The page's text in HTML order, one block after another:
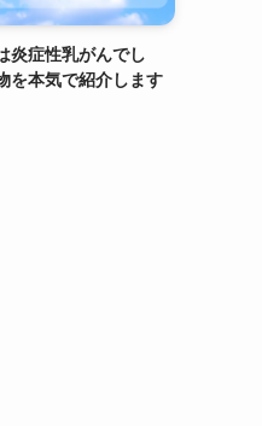
炎症性乳がんでし
を本気で紹介します